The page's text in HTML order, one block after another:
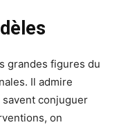
grandes figures du
Il admire
conjuguer
on